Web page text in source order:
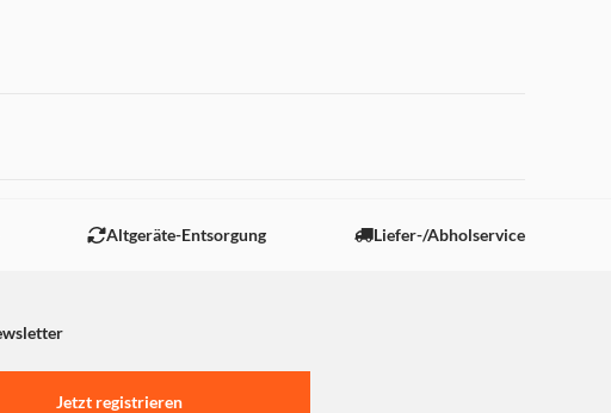
Altgeräte-Entsorgung Liefer-/Abholservice
Jetzt registrieren